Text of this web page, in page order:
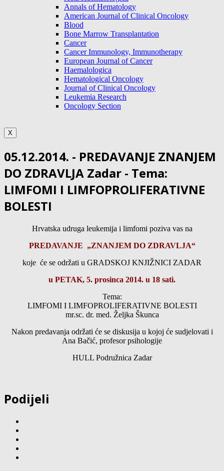
Annals of Hematology
American Journal of Clinical Oncology
Blood
Bone Marrow Transplantation
Cancer
Cancer Immunology, Immunotherapy
European Journal of Cancer
Haemalologica
Hematological Oncology
Journal of Clinical Oncology
Leukemia Research
Oncology Section
X
05.12.2014. - PREDAVANJE ZNANJEM
DO ZDRAVLJA Zadar - Tema:
LIMFOMI I LIMFOPROLIFERATIVNE
BOLESTI
Hrvatska udruga leukemija i limfomi poziva vas na
PREDAVANJE „ZNANJEM DO ZDRAVLJA“
koje će se održati u GRADSKOJ KNJIŽNICI ZADAR
u PETAK, 5. prosinca 2014. u 18 sati.
Tema:
LIMFOMI I LIMFOPROLIFERATIVNE BOLESTI
mr.sc. dr. med. Željka Škunca
Nakon predavanja održati će se diskusija u kojoj će sudjelovati i
Ana Bačić, profesor psihologije
HULL Podružnica Zadar
Podijeli